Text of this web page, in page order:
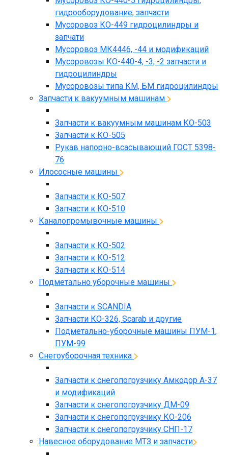
гидрооборудование, запчасти
Мусоровоз КО-449 гидроцилиндры и
запчати
Мусоровоз МК4446, -44 и модификаций
Мусоровозы КО-440-4, -3, -2 запчасти и
гидроцилиндры
Мусоровозы типа КМ, БМ гидроцилиндры
Запчасти к вакуумным машинам
Запчасти к вакуумным машинам КО-503
Запчасти к КО-505
Рукав напорно-всасывающий ГОСТ 5398-
76
Илососные машины
Запчасти к КО-507
Запчасти к КО-510
Каналопромывочные машины
Запчасти к КО-502
Запчасти к КО-512
Запчасти к КО-514
Подметально уборочные машины
Запчасти к SCANDIA
Запчасти КО-326, Scarab и другие
Подметально-уборочные машины ПУМ-1,
ПУМ-99
Снегоуборочная техника
Запчасти к снегопогрузчику Амкодор А-37
и модификаций
Запчасти к снегопогрузчику ДМ-09
Запчасти к снегопогрузчику КО-206
Запчасти к снегопогрузчику СНП-17
Навесное оборудование МТЗ и запчасти